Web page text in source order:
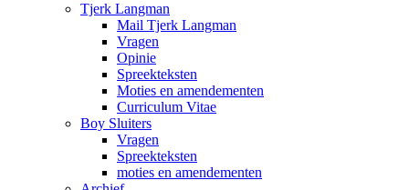
Tjerk Langman
Mail Tjerk Langman
Vragen
Opinie
Spreekteksten
Moties en amendementen
Curriculum Vitae
Boy Sluiters
Vragen
Spreekteksten
moties en amendementen